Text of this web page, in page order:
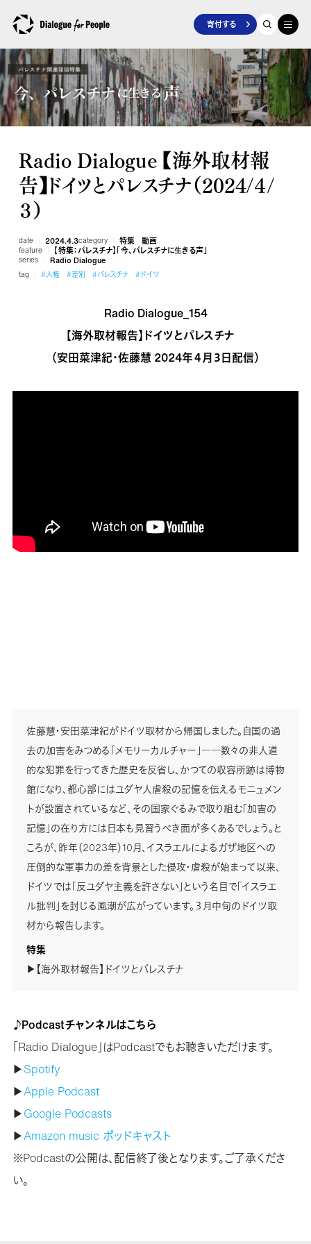
寄付する
Radio Dialogue 【海外取材報
告】ドイツとパレスチナ（2024/４/
３）
date 2024.4.3category 特集 動画
feature 【特集：パレスチナ】「今、パレスチナに生きる声」
series Radio Dialogue
tag #人権 #差別 #パレスチナ #ドイツ
Radio Dialogue_154
【海外取材報告】ドイツとパレスチナ
（安田菜津紀・佐藤慧 2024年４月３日配信）
佐藤慧・安田菜津紀がドイツ取材から帰国しました。自国の過
去の加害をみつめる「メモリーカルチャー」――数々の非人道
的な犯罪を行ってきた歴史を反省し、かつての収容所跡は博物
館になり、都心部にはユダヤ人虐殺の記憶を伝えるモニュメン
トが設置されているなど、その国家ぐるみで取り組む「加害の
記憶」の在り方には日本も見習うべき面が多くあるでしょう。と
ころが、昨年（2023年）10月、イスラエルによるガザ地区への
圧倒的な軍事力の差を背景とした侵攻・虐殺が始まって以来、
ドイツでは「反ユダヤ主義を許さない」という名目で「イスラエ
ル批判」を封じる風潮が広がっています。３月中旬のドイツ取
材から報告します。
特集
▶【海外取材報告】ドイツとパレスチナ
♪Podcastチャンネルはこちら
「Radio Dialogue」はPodcastでもお聴きいただけます。
▶Spotify
▶Apple Podcast
▶Google Podcasts
▶Amazon music ポッドキャスト
※Podcastの公開は、配信終了後となります。ご了承くださ
い。